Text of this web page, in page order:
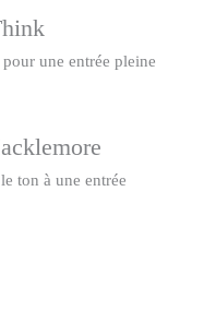
une entrée pleine
ton à une entrée